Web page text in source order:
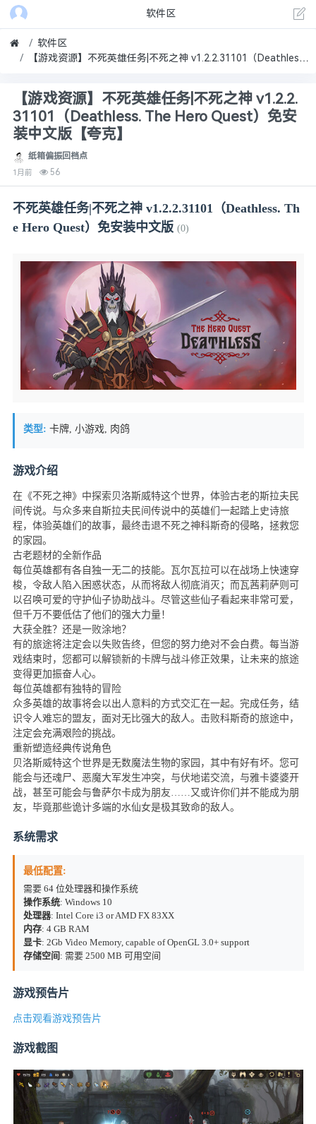
软件区
软件区
【游戏资源】不死英雄任务|不死之神 v1.2.2.31101（Deathless. The Hero Quest）免安装中文版【夸克】
【游戏资源】不死英雄任务|不死之神 v1.2.2.
31101（Deathless. The Hero Quest）免安
装中文版【夸克】
纸箱偏振回档点
1月前 56
不死英雄任务|不死之神 v1.2.2.31101（Deathless. Th
e Hero Quest）免安装中文版 (0)
类型: 卡牌, 小游戏, 肉鸽
游戏介绍
在《不死之神》中探索贝洛斯威特这个世界，体验古老的斯拉夫民
间传说。与众多来自斯拉夫民间传说中的英雄们一起踏上史诗旅
程，体验英雄们的故事，最终击退不死之神科斯奇的侵略，拯救您
的家园。
古老题材的全新作品
每位英雄都有各自独一无二的技能。瓦尔瓦拉可以在战场上快速穿
梭，令敌人陷入困惑状态，从而将敌人彻底消灭；而瓦茜莉萨则可
以召唤可爱的守护仙子协助战斗。尽管这些仙子看起来非常可爱，
但千万不要低估了他们的强大力量！
大获全胜？还是一败涂地？
有的旅途将注定会以失败告终，但您的努力绝对不会白费。每当游
戏结束时，您都可以解锁新的卡牌与战斗修正效果，让未来的旅途
变得更加振奋人心。
每位英雄都有独特的冒险
众多英雄的故事将会以出人意料的方式交汇在一起。完成任务，结
识令人难忘的盟友，面对无比强大的敌人。击败科斯奇的旅途中，
注定会充满艰险的挑战。
重新塑造经典传说角色
贝洛斯威特这个世界是无数魔法生物的家园，其中有好有坏。您可
能会与还魂尸、恶魔大军发生冲突，与伏地诺交流，与雅卡婆婆开
战，甚至可能会与鲁萨尔卡成为朋友……又或许你们并不能成为朋
友，毕竟那些诡计多端的水仙女是极其致命的敌人。
系统需求
最低配置:
需要 64 位处理器和操作系统
操作系统: Windows 10
处理器: Intel Core i3 or AMD FX 83XX
内存: 4 GB RAM
显卡: 2Gb Video Memory, capable of OpenGL 3.0+ support
存储空间 : 需要 2500 MB 可用空间
游戏预告片
点击观看游戏预告片
游戏截图